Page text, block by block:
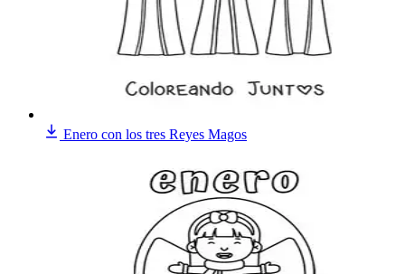
Enero con los tres Reyes Magos